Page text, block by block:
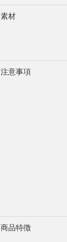
素材
注意事項
商品特徴